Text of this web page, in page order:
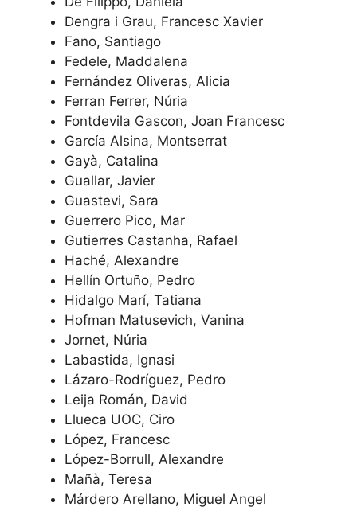
Dengra i Grau, Francesc Xavier
Fano, Santiago
Fedele, Maddalena
Fernández Oliveras, Alicia
Ferran Ferrer, Núria
Fontdevila Gascon, Joan Francesc
García Alsina, Montserrat
Gayà, Catalina
Guallar, Javier
Guastevi, Sara
Guerrero Pico, Mar
Gutierres Castanha, Rafael
Haché, Alexandre
Hellín Ortuño, Pedro
Hidalgo Marí, Tatiana
Hofman Matusevich, Vanina
Jornet, Núria
Labastida, Ignasi
Lázaro-Rodríguez, Pedro
Leija Román, David
Llueca UOC, Ciro
López, Francesc
López-Borrull, Alexandre
Mañà, Teresa
Márdero Arellano, Miguel Angel